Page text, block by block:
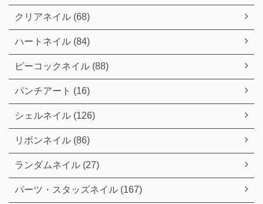
クリアネイル (68)
ハートネイル (84)
ピーコックネイル (88)
パンチアート (16)
シェルネイル (126)
リボンネイル (86)
ランダムネイル (27)
パーツ・スタッズネイル (167)